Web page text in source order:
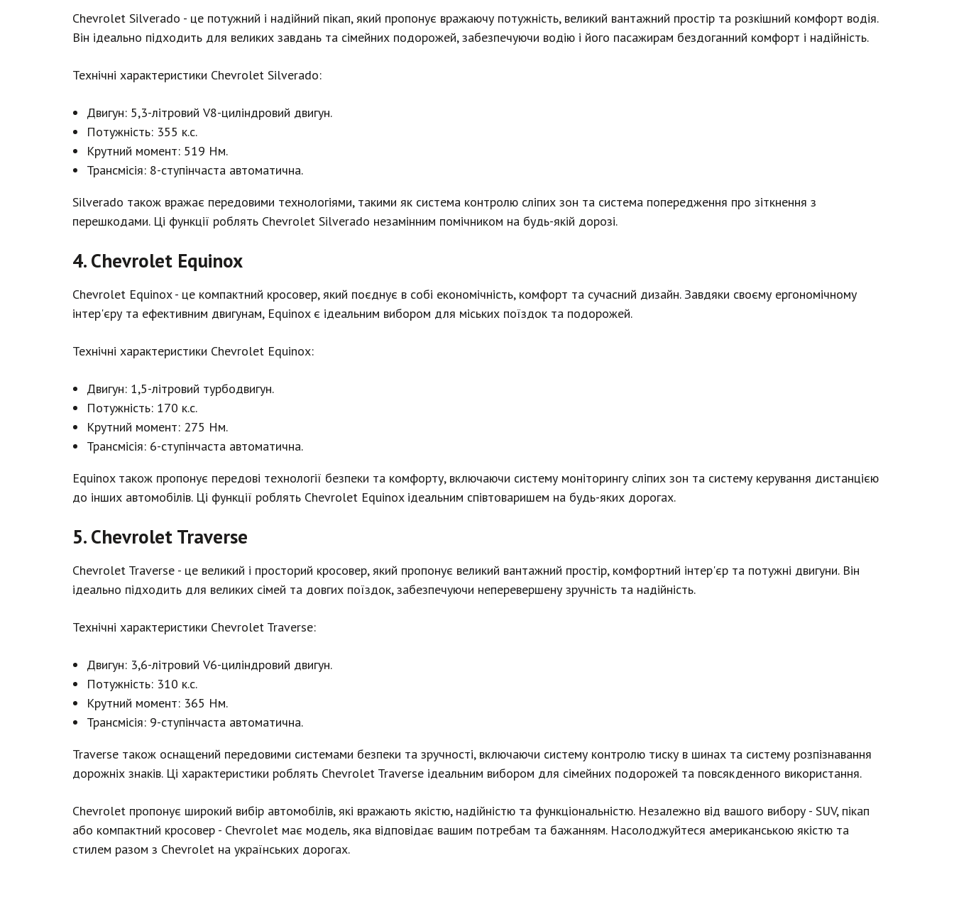
Chevrolet Silverado - це потужний і надійний пікап, який пропонує вражаючу потужність, великий вантажний простір та розкішний комфорт водія.
Він ідеально підходить для великих завдань та сімейних подорожей, забезпечуючи водію і його пасажирам бездоганний комфорт і надійність.
Технічні характеристики Chevrolet Silverado:
Двигун: 5,3-літровий V8-циліндровий двигун.
Потужність: 355 к.с.
Крутний момент: 519 Нм.
Трансмісія: 8-ступінчаста автоматична.
Silverado також вражає передовими технологіями, такими як система контролю сліпих зон та система попередження про зіткнення з
перешкодами. Ці функції роблять Chevrolet Silverado незамінним помічником на будь-якій дорозі.
4. Chevrolet Equinox
Chevrolet Equinox - це компактний кросовер, який поєднує в собі економічність, комфорт та сучасний дизайн. Завдяки своєму ергономічному
інтер'єру та ефективним двигунам, Equinox є ідеальним вибором для міських поїздок та подорожей.
Технічні характеристики Chevrolet Equinox:
Двигун: 1,5-літровий турбодвигун.
Потужність: 170 к.с.
Крутний момент: 275 Нм.
Трансмісія: 6-ступінчаста автоматична.
Equinox також пропонує передові технології безпеки та комфорту, включаючи систему моніторингу сліпих зон та систему керування дистанцією
до інших автомобілів. Ці функції роблять Chevrolet Equinox ідеальним співтоваришем на будь-яких дорогах.
5. Chevrolet Traverse
Chevrolet Traverse - це великий і просторий кросовер, який пропонує великий вантажний простір, комфортний інтер'єр та потужні двигуни. Він
ідеально підходить для великих сімей та довгих поїздок, забезпечуючи неперевершену зручність та надійність.
Технічні характеристики Chevrolet Traverse:
Двигун: 3,6-літровий V6-циліндровий двигун.
Потужність: 310 к.с.
Крутний момент: 365 Нм.
Трансмісія: 9-ступінчаста автоматична.
Traverse також оснащений передовими системами безпеки та зручності, включаючи систему контролю тиску в шинах та систему розпізнавання
дорожніх знаків. Ці характеристики роблять Chevrolet Traverse ідеальним вибором для сімейних подорожей та повсякденного використання.
Chevrolet пропонує широкий вибір автомобілів, які вражають якістю, надійністю та функціональністю. Незалежно від вашого вибору - SUV, пікап
або компактний кросовер - Chevrolet має модель, яка відповідає вашим потребам та бажанням. Насолоджуйтеся американською якістю та
стилем разом з Chevrolet на українських дорогах.